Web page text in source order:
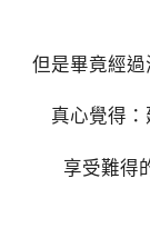
但是畢竟經過
真心覺得：
享受難得